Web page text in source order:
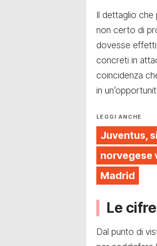
Il dettaglio che
non certo di
dovesse
concreti in
coincidenza
in
LEGGI ANCHE
Juventus,
norvegese
Madrid
Le
Dal punto di